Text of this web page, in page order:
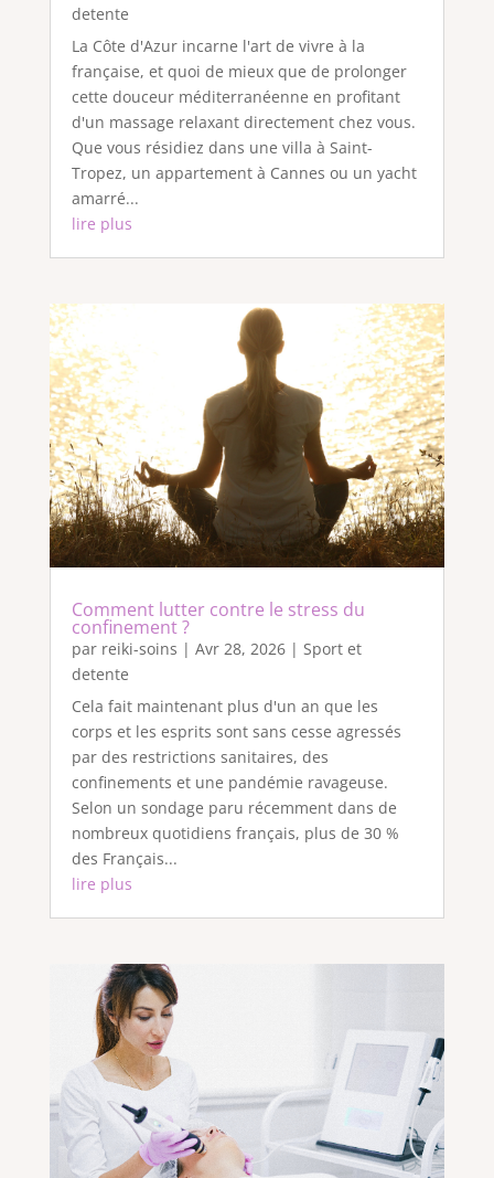
detente
La Côte d'Azur incarne l'art de vivre à la
française, et quoi de mieux que de prolonger
cette douceur méditerranéenne en profitant
d'un massage relaxant directement chez vous.
Que vous résidiez dans une villa à Saint-
Tropez, un appartement à Cannes ou un yacht
amarré...
lire plus
Comment lutter contre le stress du
confinement ?
par reiki-soins | Avr 28, 2026| Sport et
detente
Cela fait maintenant plus d'un an que les
corps et les esprits sont sans cesse agressés
par des restrictions sanitaires, des
confinements et une pandémie ravageuse.
Selon un sondage paru récemment dans de
nombreux quotidiens français, plus de 30 %
des Français...
lire plus